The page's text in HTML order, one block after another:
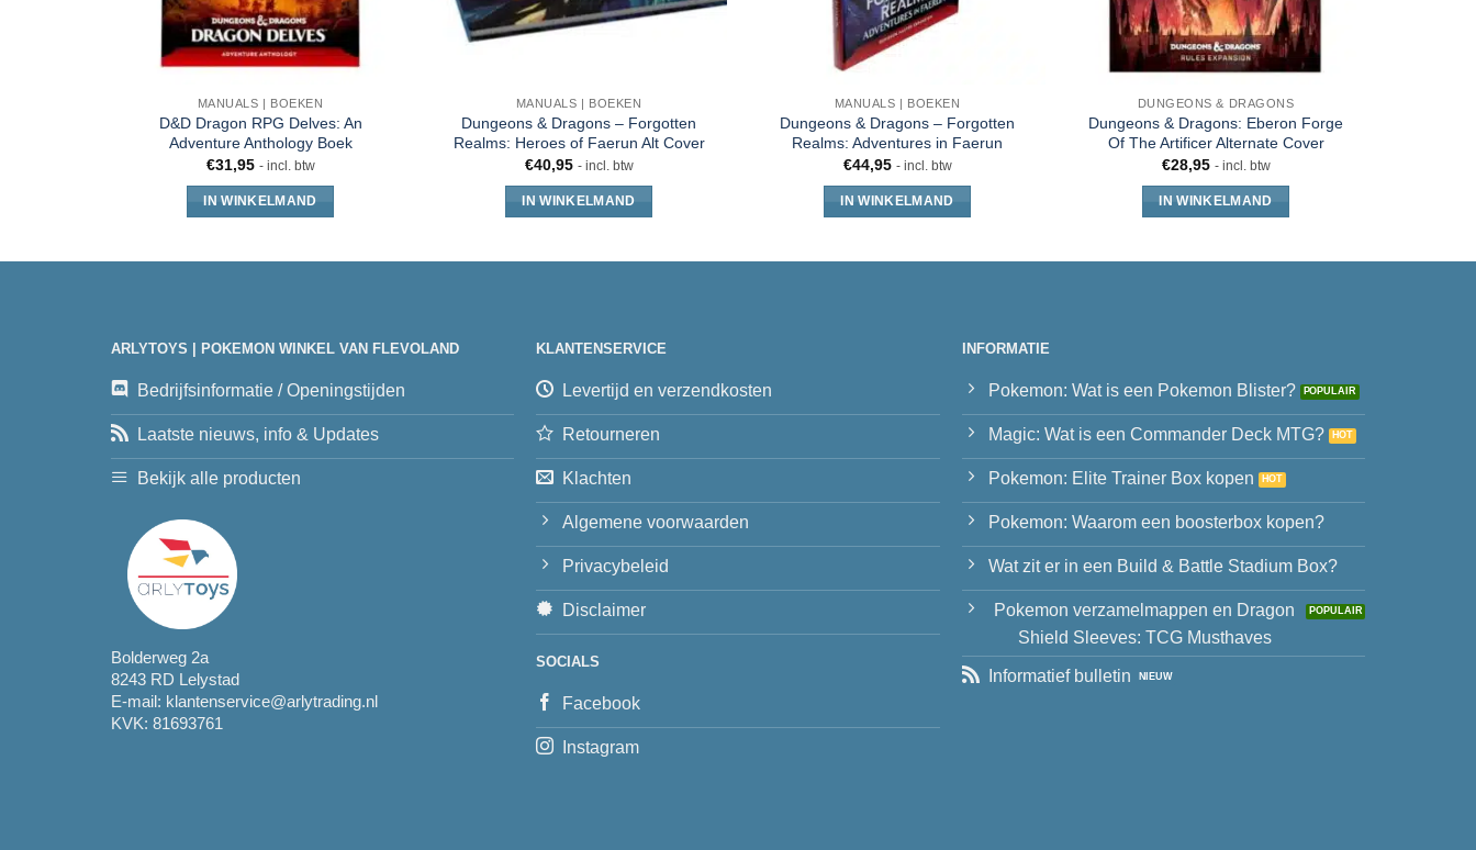
MANUALS | BOEKEN
D&D Dragon RPG Delves: An
Adventure Anthology Boek
€31,95 - incl. btw
IN WINKELMAND
MANUALS | BOEKEN
Dungeons & Dragons – Forgotten
Realms: Heroes of Faerun Alt Cover
€40,95 - incl. btw
IN WINKELMAND
MANUALS | BOEKEN
Dungeons & Dragons – Forgotten
Realms: Adventures in Faerun
€44,95 - incl. btw
IN WINKELMAND
DUNGEONS & DRAGONS
Dungeons & Dragons: Eberon Forge
Of The Artificer Alternate Cover
€28,95 - incl. btw
IN WINKELMAND
ARLYTOYS | POKEMON WINKEL VAN FLEVOLAND
Bedrijfsinformatie / Openingstijden
Laatste nieuws, info & Updates
Bekijk alle producten
Bolderweg 2a
8243 RD Lelystad
E-mail: klantenservice@arlytrading.nl
KVK: 81693761
KLANTENSERVICE
Levertijd en verzendkosten
Retourneren
Klachten
Algemene voorwaarden
Privacybeleid
Disclaimer
SOCIALS
Facebook
Instagram
INFORMATIE
Pokemon: Wat is een Pokemon Blister?
Magic: Wat is een Commander Deck MTG?
Pokemon: Elite Trainer Box kopen
Pokemon: Waarom een boosterbox kopen?
Wat zit er in een Build & Battle Stadium Box?
Pokemon verzamelmappen en Dragon
Shield Sleeves: TCG Musthaves
Informatief bulletin